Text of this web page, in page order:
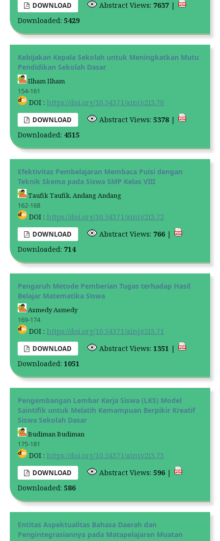
DOWNLOAD Abstract Views: 7637 |
Downloaded: 5429
Kebijakan Kepala Sekolah untuk Meningkatkan Mutu
Pendidikan Sekolah Dasar
Ilham Ilham
154-161
DOI : https://doi.org/10.54371/ainj.v2i3.70
DOWNLOAD Abstract Views:5378 |
Downloaded: 4515
Efektivitas Pembelajaran Membaca Puisi dengan
Teknik Skema pada Siswa SMP Kelas VIII
Taufik Taufik, Andang Andang
162-168
DOI : https://doi.org/10.54371/ainj.v2i3.72
DOWNLOAD Abstract Views: 766 |
Downloaded: 714
Pengaruh Metode Pemberian Tugas terhadap Hasil
Belajar Matematika Siswa
Asmedy Asmedy
169-174
DOI : https://doi.org/10.54371/ainj.v2i3.71
DOWNLOAD Abstract Views:1351 |
Downloaded: 1051
Pengembangan Lembar Kerja Siswa (LKS) Model
Saintifik untuk Melatih Kemampuan Berpikir Kreatif
Siswa Sekolah Dasar
Budiman Budiman
175-181
DOI : https://doi.org/10.54371/ainj.v2i3.73
DOWNLOAD Abstract Views:596 |
Downloaded: 586
Entitas Aspektualitas Bahasa Daerah dan
Pengintegrasiannya pada Matapelajaran Muatan